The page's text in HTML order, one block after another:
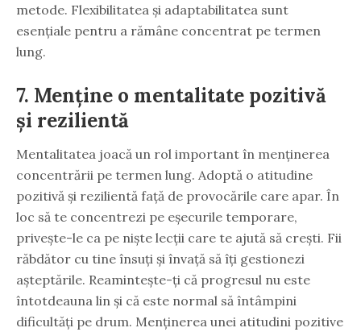
metode. Flexibilitatea și adaptabilitatea sunt
esențiale pentru a rămâne concentrat pe termen
lung.
7. Menține o mentalitate pozitivă
și rezilientă
Mentalitatea joacă un rol important în menținerea
concentrării pe termen lung. Adoptă o atitudine
pozitivă și rezilientă față de provocările care apar. În
loc să te concentrezi pe eșecurile temporare,
privește-le ca pe niște lecții care te ajută să crești. Fii
răbdător cu tine însuți și învață să îți gestionezi
așteptările. Reamintește-ți că progresul nu este
întotdeauna lin și că este normal să întâmpini
dificultăți pe drum. Menținerea unei atitudini pozitive